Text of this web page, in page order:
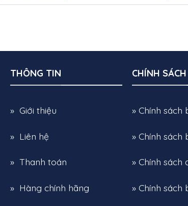
THÔNG TIN
» Giới thiệu
» Liên hệ
» Thanh toán
» Hàng chính hãng
CHÍNH SÁCH
» Chính sách
» Chính sách
» Chính sách
» Chính